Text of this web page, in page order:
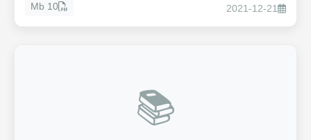
2021-12-21
10 Mb
📚